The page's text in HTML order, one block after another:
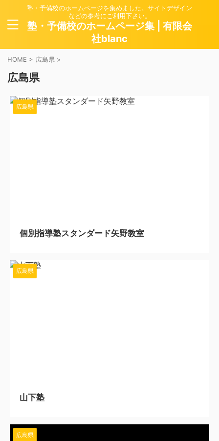
塾・予備校のホームページを集めました。サイトデザイン
などの参考にご利用下さい。
塾・予備校のホームページ集 | 有限会
社blanc
HOME > 広島県 >
広島県
広島県
個別指導塾スタンダード矢野教室
広島県
山下塾
広島県